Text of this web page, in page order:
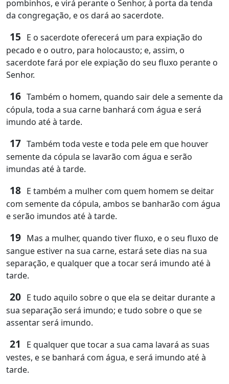
pombinhos, e virá perante o Senhor, à porta da tenda
da congregação, e os dará ao sacerdote.
15 E o sacerdote oferecerá um para expiação do
pecado e o outro, para holocausto; e, assim, o
sacerdote fará por ele expiação do seu fluxo perante o
Senhor.
16 Também o homem, quando sair dele a semente da
cópula, toda a sua carne banhará com água e será
imundo até à tarde.
17 Também toda veste e toda pele em que houver
semente da cópula se lavarão com água e serão
imundas até à tarde.
18 E também a mulher com quem homem se deitar
com semente da cópula, ambos se banharão com água
e serão imundos até à tarde.
19 Mas a mulher, quando tiver fluxo, e o seu fluxo de
sangue estiver na sua carne, estará sete dias na sua
separação, e qualquer que a tocar será imundo até à
tarde.
20 E tudo aquilo sobre o que ela se deitar durante a
sua separação será imundo; e tudo sobre o que se
assentar será imundo.
21
E qualquer que tocar a sua cama lavará as suas
vestes, e se banhará com água, e será imundo até à
tarde.